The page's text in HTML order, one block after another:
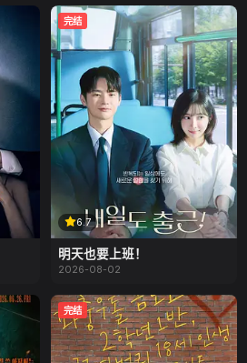
6.7
完结
明天也要上班！
2026-08-02
完结